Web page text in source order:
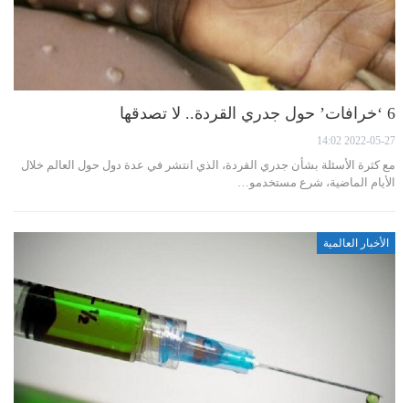
6 ‘خرافات’ حول جدري القردة.. لا تصدقها
2022-05-27 14:02
مع كثرة الأسئلة بشأن جدري القردة، الذي انتشر في عدة دول حول العالم خلال
الأيام الماضية، شرع مستخدمو…
الأخبار العالمية